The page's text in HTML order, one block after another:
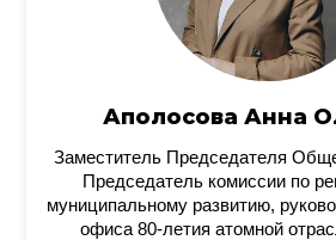
Аполосова Анна
Заместитель Председателя
Председатель комиссии по
муниципальному развитию,
офиса 80-летия атомной